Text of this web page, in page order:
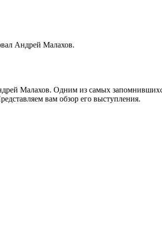
Андрей Малахов.
Малахов. Одним из самых
вам обзор его выступления.